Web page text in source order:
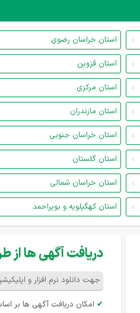
استان خراسان رضوی
استان قزوین
استان مرکزی
استان مازندران
استان خراسان جنوبی
استان گلستان
استان خراسان شمالی
استان کهگیلویه و بویراحمد
دریافت آگهی ها از
جهت دانلود نرم افزار و
✔ امکان دریافت آگهی ها بر